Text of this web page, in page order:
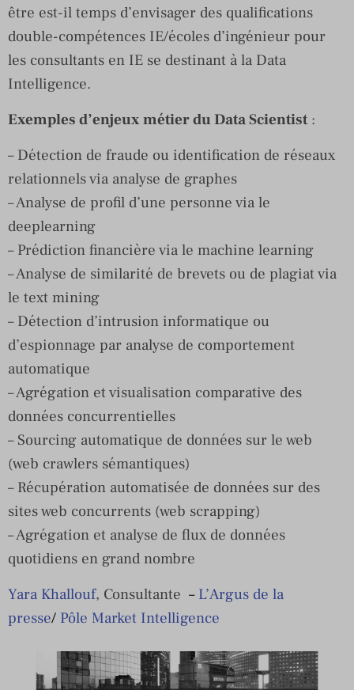
être est-il temps d’envisager des qualifications
double-compétences IE/écoles d’ingénieur pour
les consultants en IE se destinant à la Data
Intelligence.
Exemples d’enjeux métier du Data Scientist:
– Détection de fraude ou identification de réseaux
relationnels via analyse de graphes
– Analyse de profil d’une personne via le
deeplearning
– Prédiction financière via le machine learning
– Analyse de similarité de brevets ou de plagiat via
le text mining
– Détection d’intrusion informatique ou
d’espionnage par analyse de comportement
automatique
– Agrégation et visualisation comparative des
données concurrentielles
– Sourcing automatique de données sur le web
(web crawlers sémantiques)
– Récupération automatisée de données sur des
sites web concurrents (web scrapping)
– Agrégation et analyse de flux de données
quotidiens en grand nombre
Yara Khallouf, Consultante – L’Argus de la
presse/ Pôle Market Intelligence